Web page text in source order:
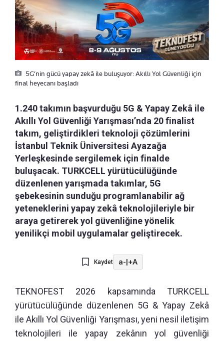
5G’nin gücü yapay zekâ ile buluşuyor: Akıllı Yol Güvenliği için
final heyecanı başladı
1.240 takımın başvurduğu 5G & Yapay Zekâ ile
Akıllı Yol Güvenliği Yarışması’nda 20 finalist
takım, geliştirdikleri teknoloji çözümlerini
İstanbul Teknik Üniversitesi Ayazağa
Yerleşkesinde sergilemek için finalde
buluşacak. TURKCELL yürütücülüğünde
düzenlenen yarışmada takımlar, 5G
şebekesinin sunduğu programlanabilir ağ
yeteneklerini yapay zekâ teknolojileriyle bir
araya getirerek yol güvenliğine yönelik
yenilikçi mobil uygulamalar geliştirecek.
Kaydet a-|+A
TEKNOFEST 2026 kapsamında TURKCELL
yürütücülüğünde düzenlenen 5G & Yapay Zekâ
ile Akıllı Yol Güvenliği Yarışması, yeni nesil iletişim
teknolojileri ile yapay zekânın yol güvenliği